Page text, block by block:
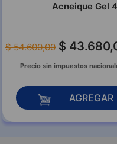
Acneique Gel
$ 54.600,00 $ 43.680,
Precio sin impuestos
AGREGAR